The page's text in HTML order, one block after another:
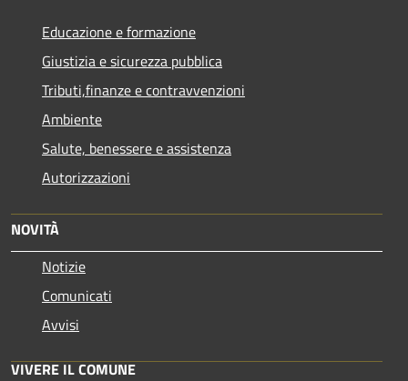
Educazione e formazione
Giustizia e sicurezza pubblica
Tributi,finanze e contravvenzioni
Ambiente
Salute, benessere e assistenza
Autorizzazioni
NOVITÀ
Notizie
Comunicati
Avvisi
VIVERE IL COMUNE